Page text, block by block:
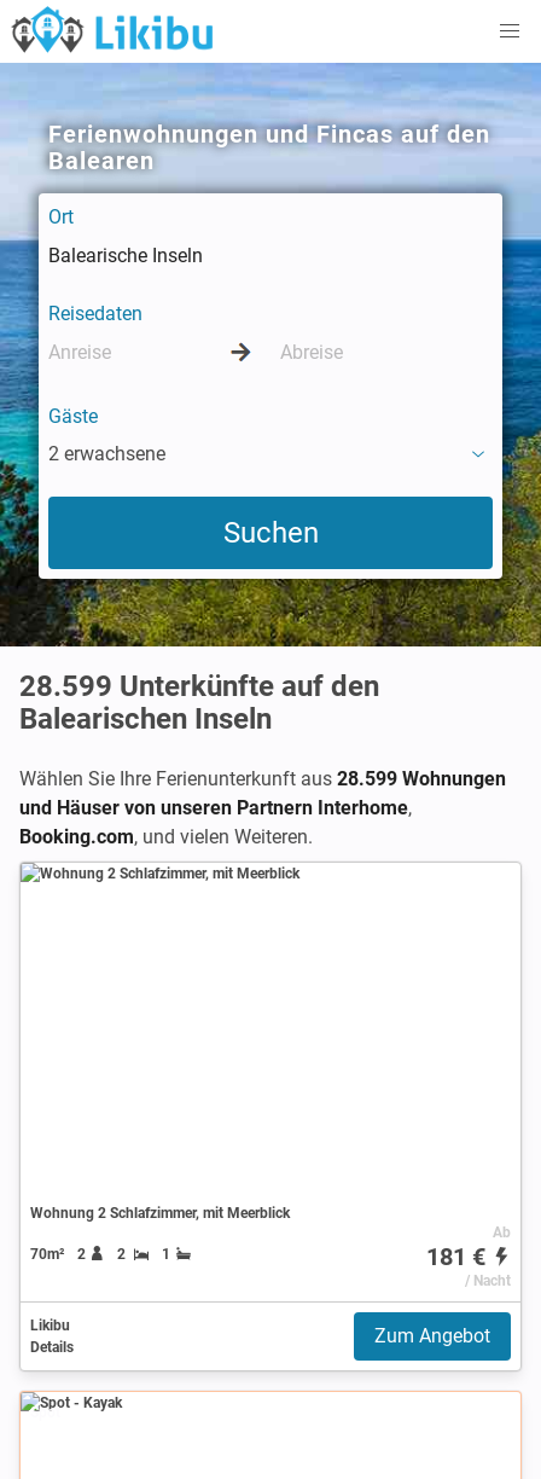
Ferienwohnungen und Fincas auf den
Balearen
Ort
Reisedaten
Gäste
2 erwachsene
28.599 Unterkünfte auf den
Balearischen Inseln
Wählen Sie Ihre Ferienunterkunft aus 28.599 Wohnungen
und Häuser von unseren Partnern Interhome,
Booking.com, und vielen Weiteren.
Wohnung 2 Schlafzimmer, mit Meerblick
70m² 2 2 1
Ab
181 €
/ Nacht
Likibu
Details
Zum Angebot
Spot